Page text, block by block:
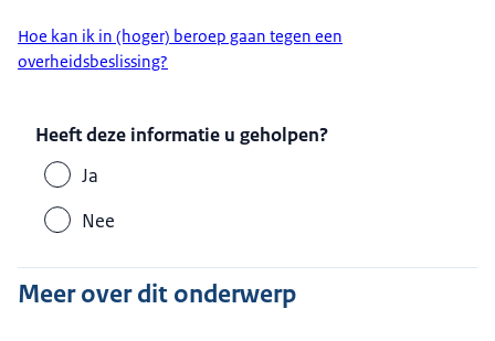
Hoe kan ik in (hoger) beroep gaan tegen een
overheidsbeslissing?
Heeft deze informatie u geholpen?
Ja
Nee
Meer over dit onderwerp